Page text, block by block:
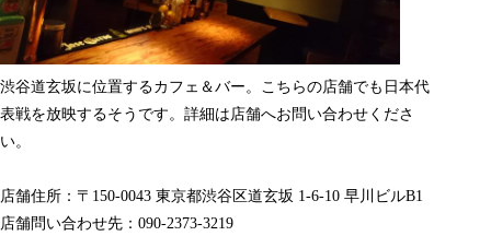
渋谷道玄坂に位置するカフェ＆バー。こちらの店舗でも日本代
表戦を放映するそうです。詳細は店舗へお問い合わせくださ
い。
店舗住所：〒150-0043 東京都渋谷区道玄坂 1-6-10 早川ビルB1
店舗問い合わせ先：090-2373-3219